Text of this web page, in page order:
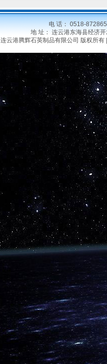
电 话： 0518-
地 址： 连云港东海县经济
连云港腾辉石英制品有限公司 版权所有